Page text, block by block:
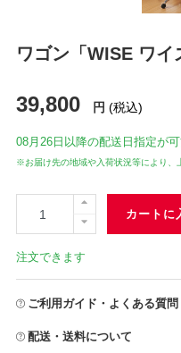
ワゴン「WISE ワ
39,800 円 (税込)
08月26日 以降の配送日指定が
※お届け先の地域や入荷状況等により、
カートに
注文できます
ご利用ガイド・よくある質問
配送・送料について